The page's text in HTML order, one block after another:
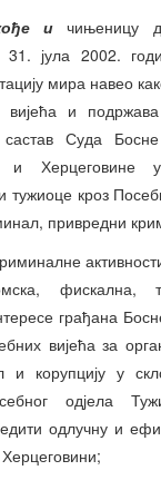
и чињеницу
31. јула 2002.
мира навео
и подржава
Суда
и Херцеговине
тужиоце кроз
привредни
грађана
вијећа за
и корупцију у
одјела
одлучну и